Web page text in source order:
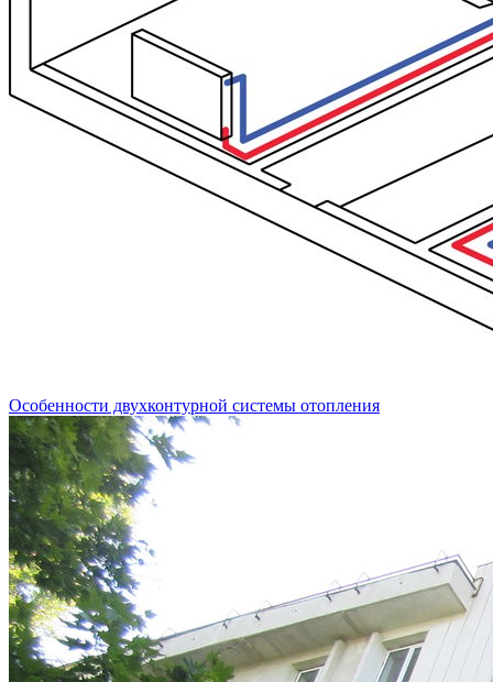
Особенности двухконтурной системы отопления